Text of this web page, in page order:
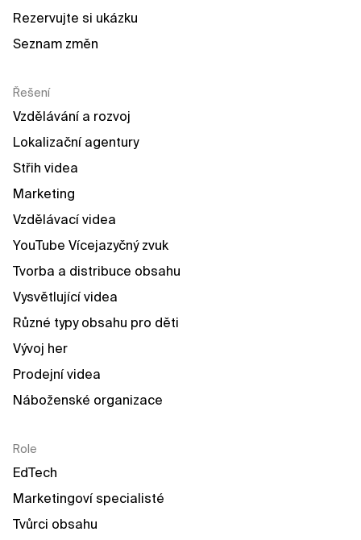
Rezervujte si ukázku
Seznam změn
Řešení
Vzdělávání a rozvoj
Lokalizační agentury
Střih videa
Marketing
Vzdělávací videa
YouTube Vícejazyčný zvuk
Tvorba a distribuce obsahu
Vysvětlující videa
Různé typy obsahu pro děti
Vývoj her
Prodejní videa
Náboženské organizace
Role
EdTech
Marketingoví specialisté
Tvůrci obsahu